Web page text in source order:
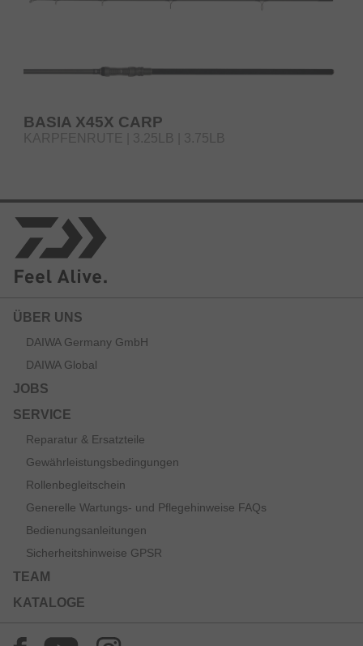
BASIA X45X CARP
KARPFENRUTE | 3.25LB | 3.75LB
ÜBER UNS
DAIWA Germany GmbH
DAIWA Global
JOBS
SERVICE
Reparatur & Ersatzteile
Gewährleistungsbedingungen
Rollenbegleitschein
Generelle Wartungs- und Pflegehinweise FAQs
Bedienungsanleitungen
Sicherheitshinweise GPSR
TEAM
KATALOGE